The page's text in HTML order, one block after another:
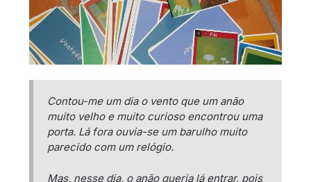
Contou-me um dia o vento que um anão
muito velho e muito curioso encontrou uma
porta. Lá fora ouvia-se um barulho muito
parecido com um relógio.
Mas, nesse dia, o anão queria lá entrar, pois